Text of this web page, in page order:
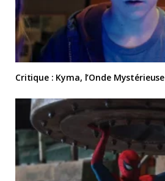
Critique : Kyma, l’Onde Mystérieuse